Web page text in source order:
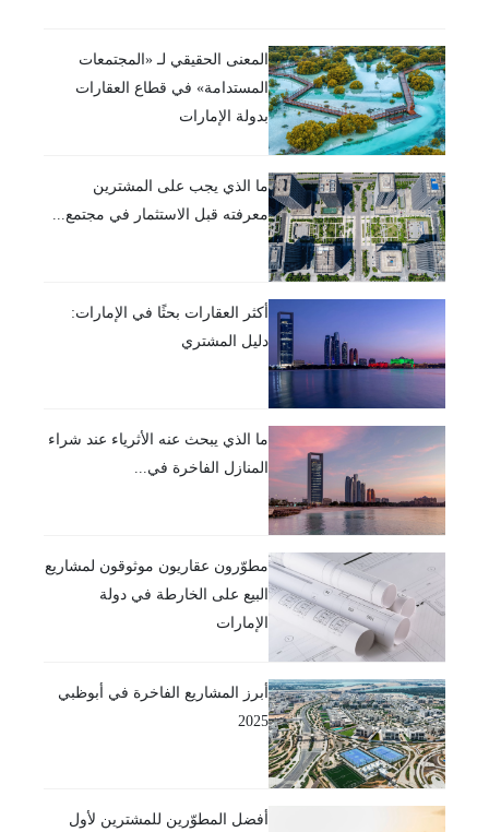
المعنى الحقيقي لـ «المجتمعات
المستدامة» في قطاع العقارات
بدولة الإمارات
ما الذي يجب على المشترين
معرفته قبل الاستثمار في مجتمع...
أكثر العقارات بحثًا في الإمارات:
دليل المشتري
ما الذي يبحث عنه الأثرياء عند شراء
المنازل الفاخرة في...
مطوّرون عقاريون موثوقون لمشاريع
البيع على الخارطة في دولة
الإمارات
أبرز المشاريع الفاخرة في أبوظبي
2025
أفضل المطوّرين للمشترين لأول